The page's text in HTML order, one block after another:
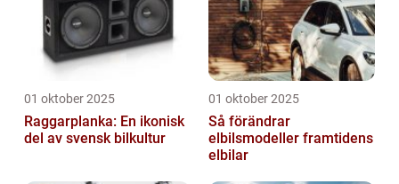
01 oktober 2025
Raggarplanka: En ikonisk
del av svensk bilkultur
01 oktober 2025
Så förändrar
elbilsmodeller framtidens
elbilar